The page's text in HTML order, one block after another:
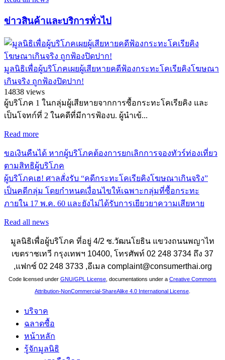
ข่าวสินค้าและบริการทั่วไป
มูลนิธิเพื่อผู้บริโภคเผยผู้เสียหายคดีฟ้องกระทะโคเรียคิงโฆษณา
เกินจริง ถูกฟ้องปิดปาก!
14838 views
ผู้บริโภค 1 ในกลุ่มผู้เสียหายจากการซื้อกระทะโคเรียคิง และ
เป็นโจทก์ที่ 2 ในคดีที่มีการฟ้องบ. ผู้นำเข้...
Read more
ขอเงินคืนได้ หากผู้บริโภคต้องการยกเลิกการจองทัวร์ท่องเที่ยว
ตามสิทธิผู้บริโภค
ผู้บริโภคเฮ! ศาลสั่งรับ “คดีกระทะโคเรียคิงโฆษณาเกินจริง”
เป็นคดีกลุ่ม โดยกำหนดเงื่อนไขให้เฉพาะกลุ่มที่ซื้อกระทะ
ภายใน 17 พ.ค. 60 และยังไม่ได้รับการเยียวยาความเสียหาย
Read all news
มูลนิธิเพื่อผู้บริโภค ที่อยู่ 4/2 ซ.วัฒนโยธิน แขวงถนนพญาไท
เขตราชเทวี กรุงเทพฯ 10400, โทรศัพท์ 02 248 3734 ถึง 37
,แฟกซ์ 02 248 3733 ,อีเมล complaint@consumerthai.org
Code licensed under GNU/GPL License, documentations under a Creative Commons
Attribution-NonCommercial-ShareAlike 4.0 International License.
บริจาค
ฉลาดซื้อ
หน้าหลัก
รู้จักมูลนิธิ